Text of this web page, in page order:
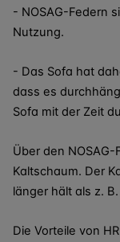
- NOSAG-Federn
Nutzung.
- Das Sofa hat
dass es
Sofa mit der Zeit
Über den
Kaltschaum. Der
länger hält als z.
Die Vorteile von